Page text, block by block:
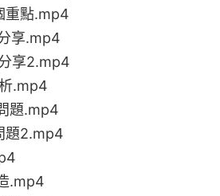
重點.mp4
享.mp4
享2.mp4
.mp4
題.mp4
題2.mp4
.mp4